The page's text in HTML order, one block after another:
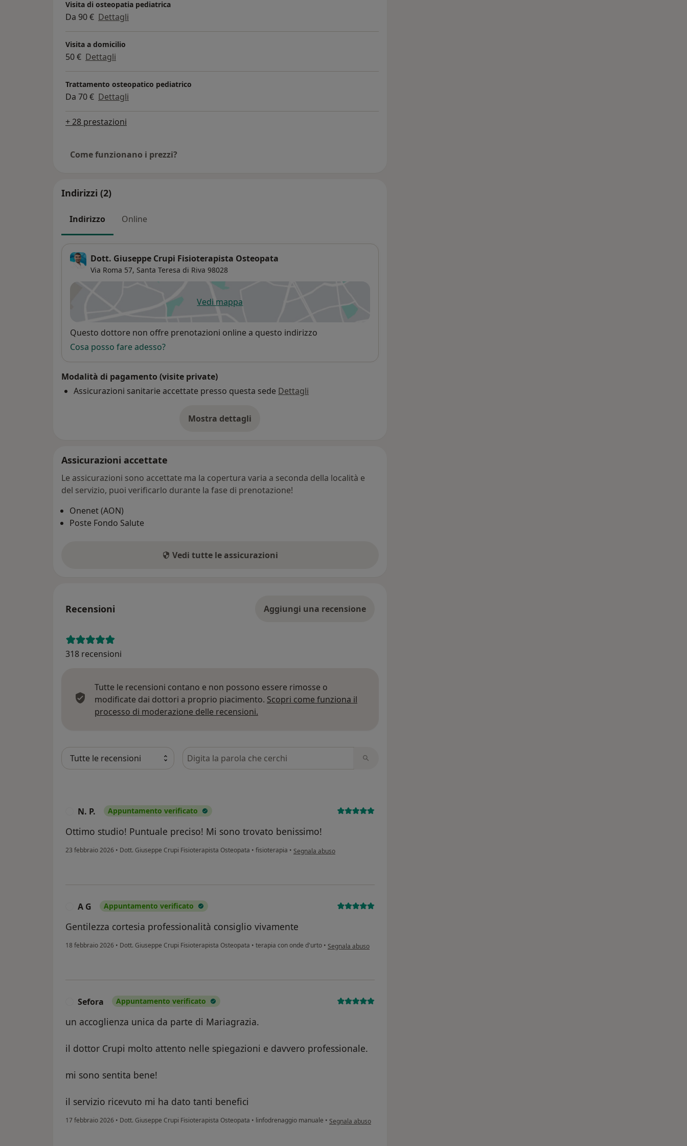
Visita di osteopatia pediatrica
Da 90 € Dettagli
Visita a domicilio
50 € Dettagli
Trattamento osteopatico pediatrico
Da 70 € Dettagli
+ 28 prestazioni
Come funzionano i prezzi?
Indirizzi (2)
Indirizzo Online
Dott. Giuseppe Crupi Fisioterapista Osteopata
Via Roma 57, Santa Teresa di Riva 98028
Vedi mappasi apre in una nuova scheda
Disponibilità
Questo dottore non offre prenotazioni online a questo indirizzo
Cosa posso fare adesso?
Modalità di pagamento (visite private)
Assicurazioni sanitarie accettate presso questa sede Dettagli
Mostra dettagli
sull'indirizzo
Assicurazioni accettate
Le assicurazioni sono accettate ma la copertura varia a seconda della località e
del servizio, puoi verificarlo durante la fase di prenotazione!
Onenet (AON)
Poste Fondo Salute
Vedi tutte le assicurazioni
Recensioni Aggiungi una recensione
318 recensioni
Tutte le recensioni contano e non possono essere rimosse o
modificate dai dottori a proprio piacimento. Scopri come funziona il
processo di moderazione delle recensioni.
Cerca nelle recensioni
N. P. Appuntamento verificato
Ottimo studio! Puntuale preciso! Mi sono trovato benissimo!
23 febbraio 2026 • Dott. Giuseppe Crupi Fisioterapista Osteopata • fisioterapia • secondo l'opinione dell'utente N. P.
Segnala abuso
A G Appuntamento verificato
Gentilezza cortesia professionalità consiglio vivamente
18 febbraio 2026 • Dott. Giuseppe Crupi Fisioterapista Osteopata • terapia con onde d'urto • secondo l'opinione dell'utente A G
Segnala abuso
Sefora Appuntamento verificato
un accoglienza unica da parte di Mariagrazia.
il dottor Crupi molto attento nelle spiegazioni e davvero professionale.
mi sono sentita bene!
il servizio ricevuto mi ha dato tanti benefici
17 febbraio 2026 • Dott. Giuseppe Crupi Fisioterapista Osteopata • linfodrenaggio manuale • secondo l'opinione dell'utente Sefora
Segnala abuso